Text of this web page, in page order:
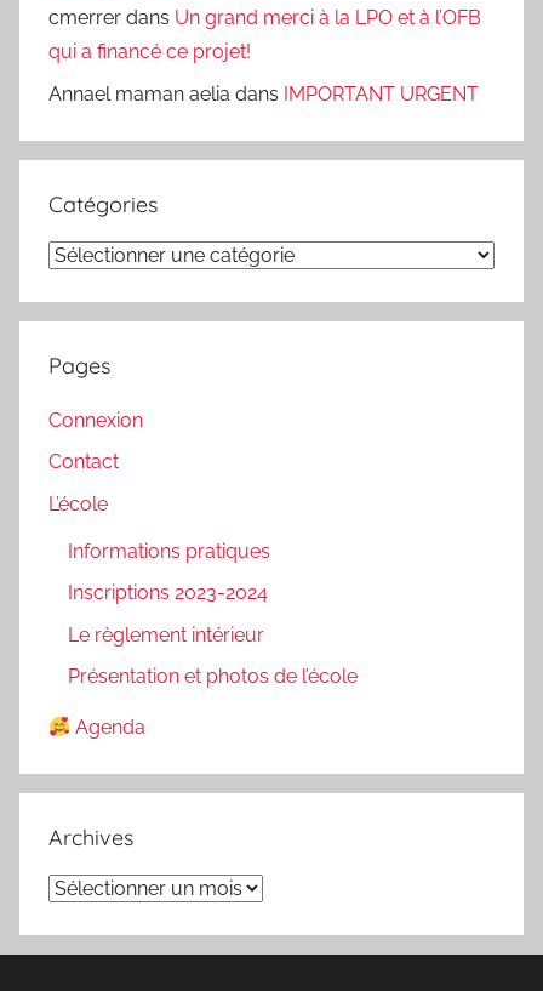
cmerrer dans Un grand merci à la LPO et à l’OFB
qui a financé ce projet!
Annael maman aelia dans IMPORTANT URGENT
Catégories
Catégories
Pages
Connexion
Contact
L’école
Informations pratiques
Inscriptions 2023-2024
Le règlement intérieur
Présentation et photos de l’école
Agenda
Archives
Archives